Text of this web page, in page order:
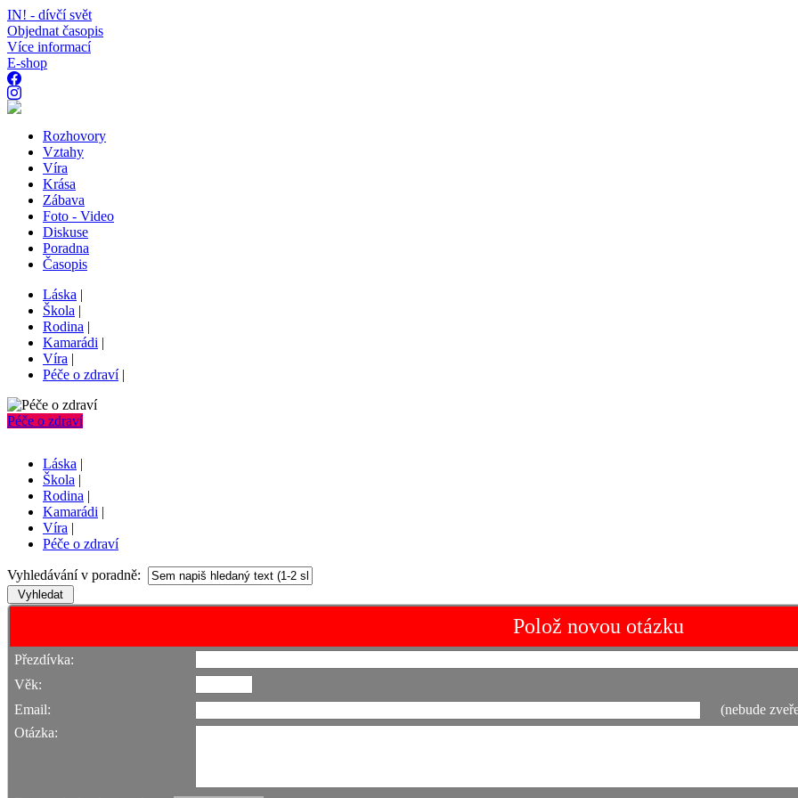
IN! - dívčí svět
Objednat časopis
Více informací
E-shop
Rozhovory
Vztahy
Víra
Krása
Zábava
Foto - Video
Diskuse
Poradna
Časopis
Láska |
Škola |
Rodina |
Kamarádi |
Víra |
Péče o zdraví|
Péče o zdraví
Láska |
Škola |
Rodina |
Kamarádi |
Víra |
Péče o zdraví
Vyhledávání v poradně:
Polož novou otázku
Přezdívka:
Věk:
Email:
(nebude
Otázka: